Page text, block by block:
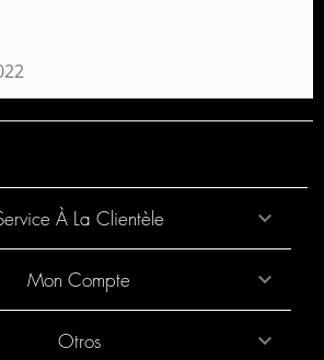
À La Clientèle 
Mon Compte 
Otros 